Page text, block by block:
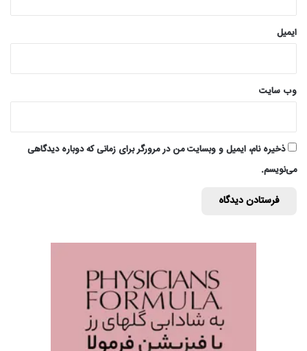
ایمیل
وب‌ سایت
ذخیره نام، ایمیل و وبسایت من در مرورگر برای زمانی که دوباره دیدگاهی
می‌نویسم.